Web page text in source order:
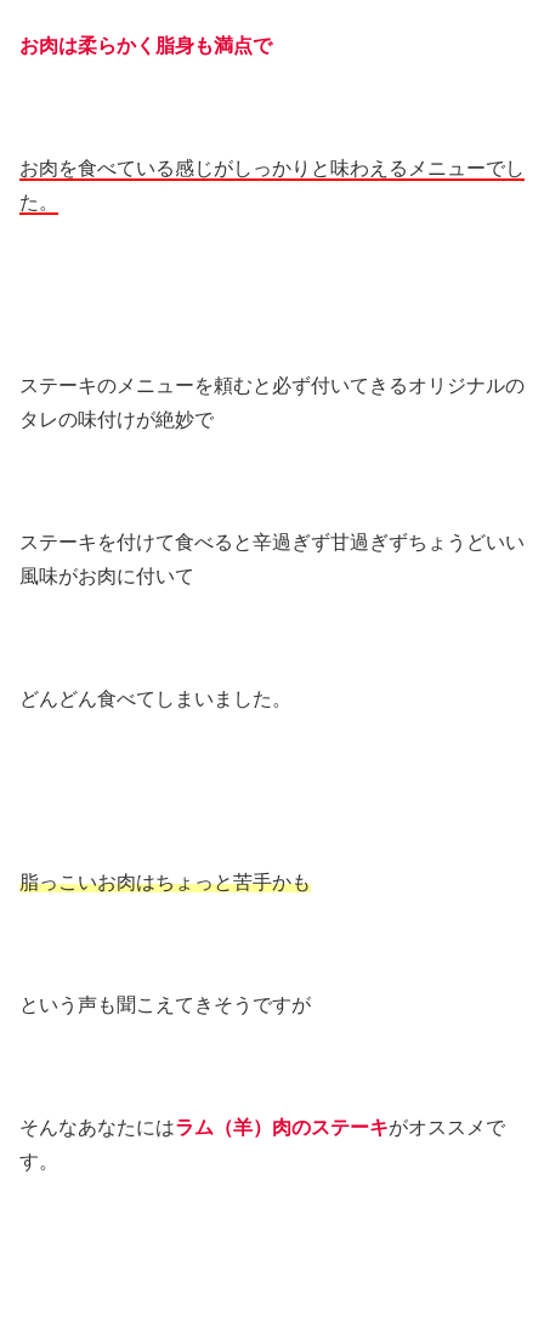
お肉は柔らかく脂身も満点で
お肉を食べている感じがしっかりと味わえるメニューでし
た。
ステーキのメニューを頼むと必ず付いてきるオリジナルの
タレの味付けが絶妙で
ステーキを付けて食べると辛過ぎず甘過ぎずちょうどいい
風味がお肉に付いて
どんどん食べてしまいました。
脂っこいお肉はちょっと苦手かも
という声も聞こえてきそうですが
そんなあなたにはラム（羊）肉のステーキがオススメで
す。